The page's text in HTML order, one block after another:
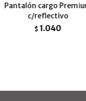
Pantalón cargo
c/reflectivo
$ 1.040